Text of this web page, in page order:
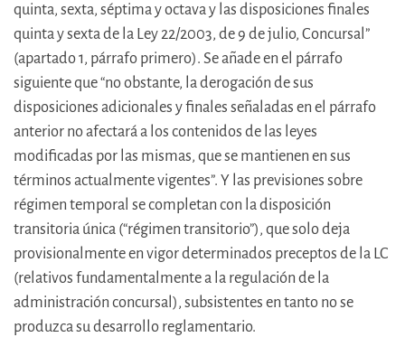
quinta, sexta, séptima y octava y las disposiciones finales
quinta y sexta de la Ley 22/2003, de 9 de julio, Concursal”
(apartado 1, párrafo primero). Se añade en el párrafo
siguiente que “no obstante, la derogación de sus
disposiciones adicionales y finales señaladas en el párrafo
anterior no afectará a los contenidos de las leyes
modificadas por las mismas, que se mantienen en sus
términos actualmente vigentes”. Y las previsiones sobre
régimen temporal se completan con la disposición
transitoria única (“régimen transitorio”), que solo deja
provisionalmente en vigor determinados preceptos de la LC
(relativos fundamentalmente a la regulación de la
administración concursal), subsistentes en tanto no se
produzca su desarrollo reglamentario.